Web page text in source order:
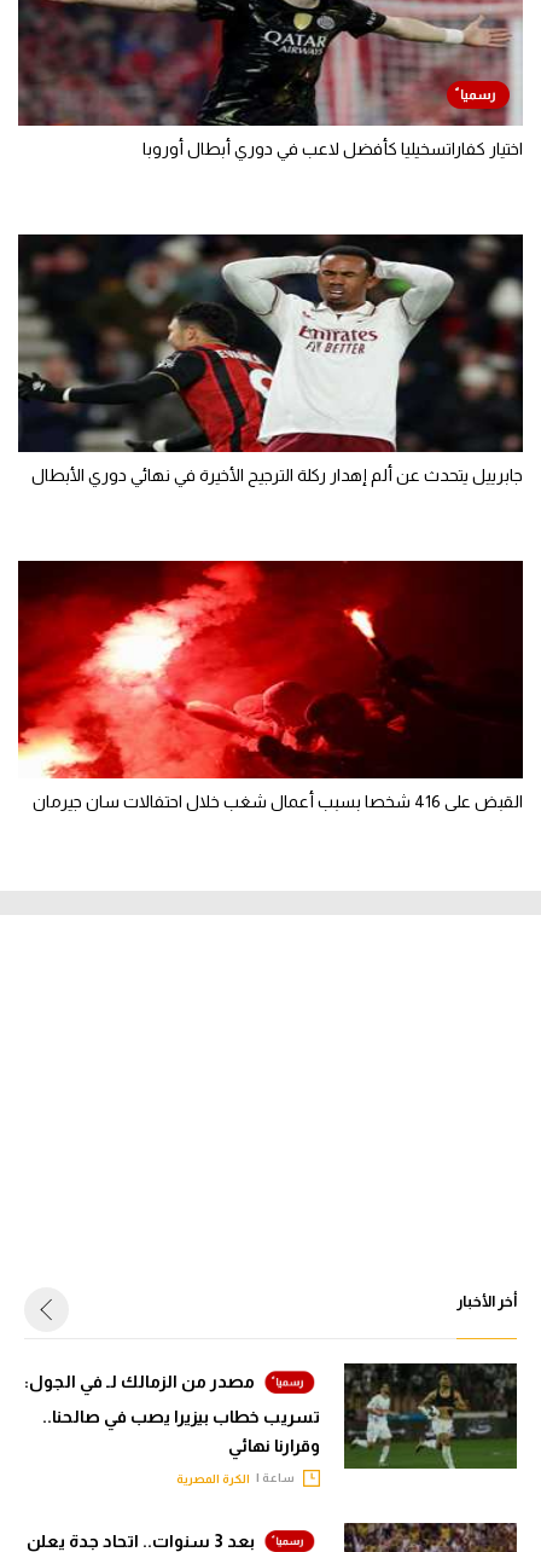
اختيار كفاراتسخيليا كأفضل لاعب في دوري أبطال أوروبا
جابرييل يتحدث عن ألم إهدار ركلة الترجيح الأخيرة في نهائي دوري الأبطال
القبض على 416 شخصا بسبب أعمال شغب خلال احتفالات سان جيرمان
أخر الأخبار
مصدر من الزمالك لـ في الجول:
تسريب خطاب بيزيرا يصب في صالحنا..
وقرارنا نهائي
ساعة | الكرة المصرية
بعد 3 سنوات.. اتحاد جدة يعلن